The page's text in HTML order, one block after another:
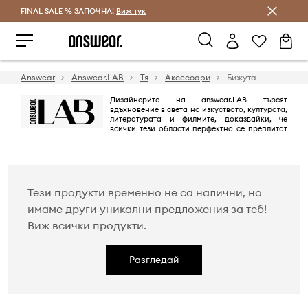
Спестявай с Answear Club
FINAL SALE % ЗАПОЧНА! Виж тук
Answear Answear.LAB Тя Аксесоари Бижута
Дизайнерите на answear.LAB търсят
вдъхновение в света на изкуството, културата,
литературата и филмите, доказвайки, че
всички тези области перфектно се преплитат
Тези продукти временно не са налични, но
имаме други уникални предложения за теб!
Виж всички продукти.
Разгледай